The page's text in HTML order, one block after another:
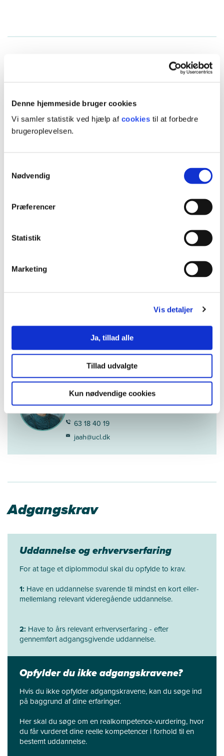
Denne hjemmeside bruger cookies
Vi samler statistik ved hjælp af cookies til at forbedre
brugeroplevelsen.
Nødvendig
Præferencer
Statistik
Marketing
Vis detaljer
Ja, tillad alle
Tillad udvalgte
Kun nødvendige cookies
tilskud til
efteruddannelse
Kontakt
Faglig vejledning
Lektor og uddannelsesfaglig koordinator
Se LinkedIn-profil
Vejledning om tilmelding
Jane Ahrendt
Studiesekretær
63 18 40 19
jaah@ucl.dk
Adgangskrav
Uddannelse og erhvervserfaring
For at tage et diplommodul skal du opfylde to krav.
1: Have en uddannelse svarende til mindst en kort eller-
mellemlang relevant videregående uddannelse.
2: Have to års relevant erhvervserfaring - efter
gennemført adgangsgivende uddannelse.
Opfylder du ikke adgangskravene?
Hvis du ikke opfylder adgangskravene, kan du søge ind
på baggrund af dine erfaringer.
Her skal du søge om en realkompetence-vurdering, hvor
du får vurderet dine reelle kompetencer i forhold til en
bestemt uddannelse.